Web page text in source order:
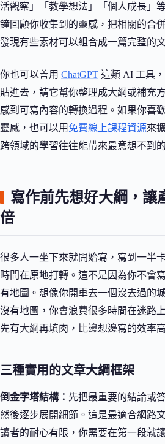
活觀察」「教學想法」「個人成長」
鐘回顧你收集到的靈感，把相關的合
發現有些素材可以組合成一篇完整的
你也可以善用 ChatGPT 這類 AI 工具
貼進去，請它幫你整理成大綱或補充
感到可寫內容的轉換過程。如果你喜
靈感，也可以用 免費線上課程資源來
跨領域的學習往往能帶來最意想不到
寫作前先想好大綱，讓
倍
很多人一坐下來就開始寫，寫到一半
時間在原地打轉。這不是因為你不會
有地圖。想像你開車去一個沒去過的
沒有地圖，你會浪費很多時間在迷路
先有大綱再填肉，比邊想邊寫的效率
三種實用的文章大綱框架
倒金字塔結構： 先把最重要的結論或
然後逐步展開細節。這是最適合網路
讀者的耐心有限，你需要在第一段就